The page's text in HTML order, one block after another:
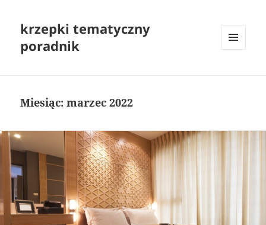
krzepki tematyczny
poradnik
Miesiąc:marzec 2022